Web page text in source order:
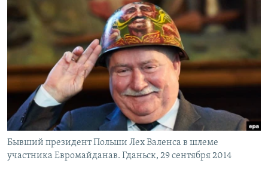
СИБИРЬ.РЕАЛИИ
РАСПИСАНИЕ ВЕЩАНИЯ
ПОДПИШИТЕСЬ НА РАССЫЛКУ
СОЦИАЛЬНЫЕ СЕТИ
Бывший президент Польши Лех Валенса в шлеме
участника Евромайданав. Гданьск, 29 сентября 2014